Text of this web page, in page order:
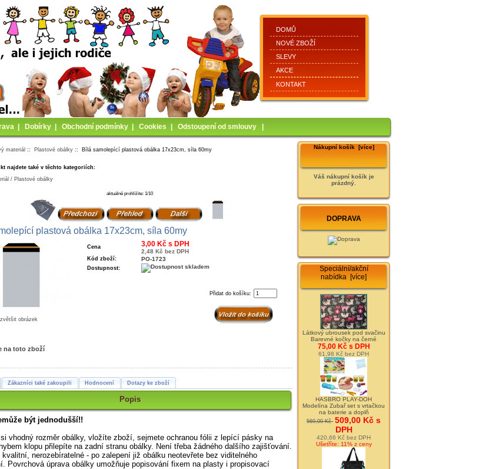
DOMŮ
NOVÉ ZBOŽÍ
SLEVY
AKCE
KONTAKT
Dobírky Obchodní podmínky Cookies Odstoupení od smlouvy
materiál :: Plastové obálky :: Bílá samolepící plastová obálka 17x23cm, síla 60my
najdete také v těchto kategoriích:
/ Plastové obálky
aktuálně prohlížíte: 1/10
plastová obálka 17x23cm, síla 60my
zvětšit obrázek
Cena 3,00 Kč s DPH
2,48 Kč bez DPH
Kód zboží: PO-1723
Dostupnost:
Přidat do košíku:
na toto zboží
Zákazníci také zakoupili Hodnocení Dotazy ke zboží
Popis
být jednodušší!!
vhodný rozměr obálky, vložíte zboží, sejmete ochranou fólii z lepící pásky na
klopu přilepíte na zadní stranu obálky. Není třeba žádného dalšího zajišťování.
kvalitní, nerozebíratelné - po zalepení již obálku neotevřete bez viditelného
Povrchová úprava obálky umožňuje popisování fixem na plasty i propisovací
Nákupní košík [více]
Váš nákupní košík je
prázdný.
DOPRAVA
Speciální/akční
nabídka [více]
Látkový ubrousek pod svačinu
Barevné kočky na černé
75,00 Kč s DPH
61,98 Kč bez DPH
HASBRO PLAY-DOH
Modelína Zubař set s vrtačkou
na baterie a doplň
569,00 Kč 509,00 Kč s
DPH
420,66 Kč bez DPH
Ušetříte: 11% z ceny